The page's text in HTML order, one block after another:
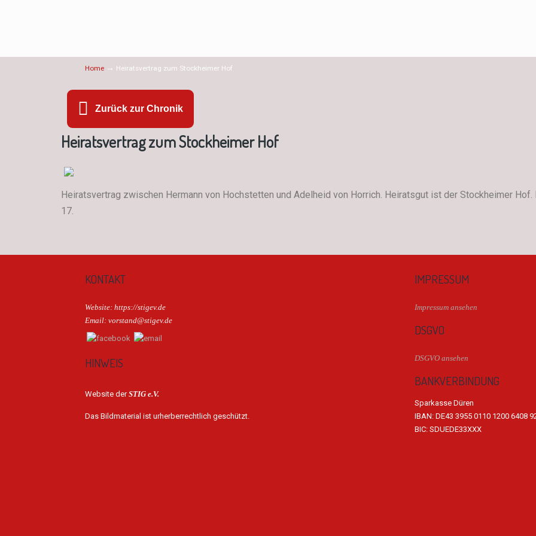
Home → Heiratsvertrag zum Stockheimer Hof
Zurück zur Chronik
Heiratsvertrag zum Stockheimer Hof
Heiratsvertrag zwischen Hermann von Hochstetten und Adelheid von Horrich. Heiratsgut ist der Stockheimer
17.
KONTAKT
Website: https://stigev.de
Email: vorstand@stigev.de
HINWEIS
Website derSTIG e.V.
Das Bildmaterial ist urherberrechtlich geschützt.
IMPRESSUM
Impressum ansehen
DSGVO
DSGVO ansehen
BANKVERBINDUNG
Sparkasse Düren
IBAN: DE43 3955 0110 1200 6408
BIC: SDUEDE33XXX